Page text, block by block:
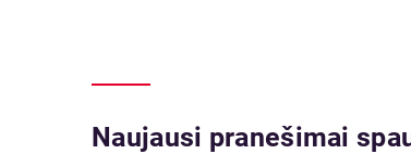
Naujausi pranešimai